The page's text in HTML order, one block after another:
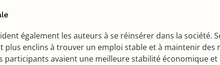
également les auteurs à se réinsérer dans la société.
enclins à trouver un emploi stable et à maintenir
participants avaient une meilleure stabilité économique